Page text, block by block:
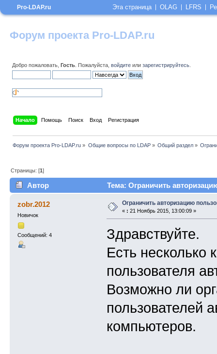
Форум проекта Pro-LDAP.ru
Добро пожаловать, Гость . Пожалуйста, войдите или зарегистрируйтесь
Начало Помощь Поиск Вход Регистрация
Форум проекта Pro-LDAP.ru » Общие вопросы по LDAP» Общий раздел»
Страницы: [1]
Автор Тема: Ограничить
zobr.2012
Новичок
Сообщений: 4
Ограничить авторизацию
« : 21 Ноябрь 2015, 13:00:09 »
Здравствуйте.
Есть несколько
пользователя
Возможно ли
пользователей
компьютеров.
Pro-LDAP.ru Эта страница OLAG LFRS